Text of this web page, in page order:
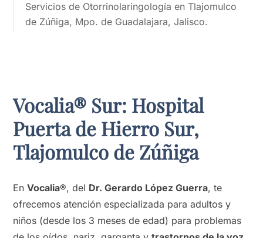
Servicios de Otorrinolaringología en Tlajomulco
de Zúñiga, Mpo. de Guadalajara, Jalisco.
Vocalia® Sur: Hospital
Puerta de Hierro Sur,
Tlajomulco de Zúñiga
EnVocalia®, del Dr. Gerardo López Guerra, te
ofrecemos atención especializada para adultos y
niños (desde los 3 meses de edad) para problemas